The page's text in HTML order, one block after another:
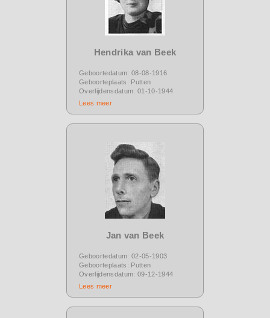
Hendrika van Beek
Geboortedatum: 08-08-1916
Geboorteplaats: Putten
Overlijdensdatum: 01-10-1944
Lees meer
Jan van Beek
Geboortedatum: 02-05-1903
Geboorteplaats: Putten
Overlijdensdatum: 09-12-1944
Lees meer